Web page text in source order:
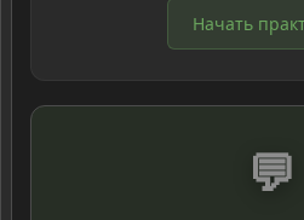
Начать
💬